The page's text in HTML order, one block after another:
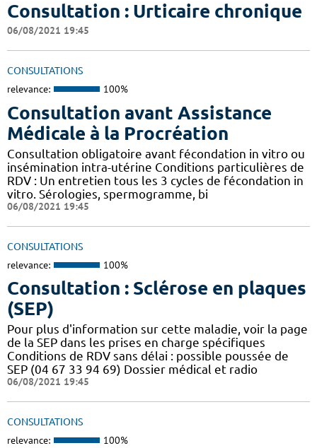
Consultation : Urticaire chronique
06/08/2021 19:45
CONSULTATIONS
relevance: 100%
Consultation avant Assistance
Médicale à la Procréation
Consultation obligatoire avant fécondation in vitro ou
insémination intra-utérine Conditions particulières de
RDV : Un entretien tous les 3 cycles de fécondation in
vitro. Sérologies, spermogramme, bi
06/08/2021 19:45
CONSULTATIONS
relevance: 100%
Consultation : Sclérose en plaques
(SEP)
Pour plus d'information sur cette maladie, voir la page
de la SEP dans les prises en charge spécifiques
Conditions de RDV sans délai : possible poussée de
SEP (04 67 33 94 69) Dossier médical et radio
06/08/2021 19:45
CONSULTATIONS
relevance: 100%